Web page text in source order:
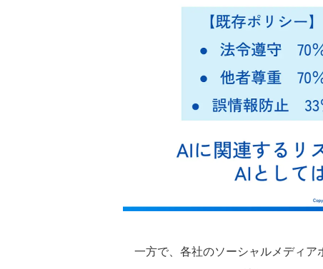
一方で、各社のソーシャルメディア